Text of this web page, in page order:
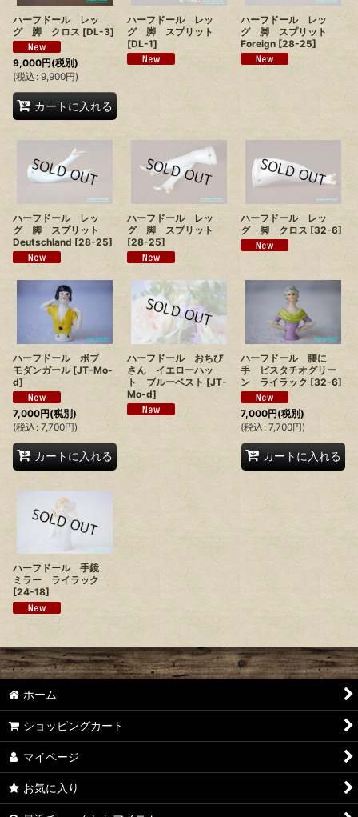
ハーフドール レッ
グ 脚 クロス [DL-3]
9,000円(税別)
(税込 : 9,900円)
カートに入れる
ハーフドール レッ
グ 脚 スプリット
[DL-1]
ハーフドール レッ
グ 脚 スプリット
Foreign [28-25]
ハーフドール レッ
グ 脚 スプリット
Deutschland [28-25]
ハーフドール レッ
グ 脚 スプリット
[28-25]
ハーフドール レッ
グ 脚 クロス [32-6]
ハーフドール ボブ
モダンガール [JT-Mo-
d]
7,000円(税別)
(税込 : 7,700円)
カートに入れる
ハーフドール おちび
さん イエローハッ
ト ブルーベスト [JT-
Mo-d]
ハーフドール 腰に
手 ピスタチオグリー
ン ライラック [32-6]
7,000円(税別)
(税込 : 7,700円)
カートに入れる
ハーフドール 手鏡
ミラー ライラック
[24-18]
ホーム
ショッピングカート
マイページ
お気に入り